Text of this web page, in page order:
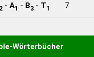
2 - A1 - B3 - T1 7
Wörterbücher